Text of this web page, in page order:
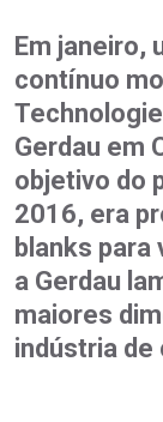
Em janeiro,
contínuo
Gerdau em
objetivo do
2016, era
blanks
a Gerdau
maiores
indústria de